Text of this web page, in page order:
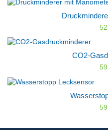
CO2-